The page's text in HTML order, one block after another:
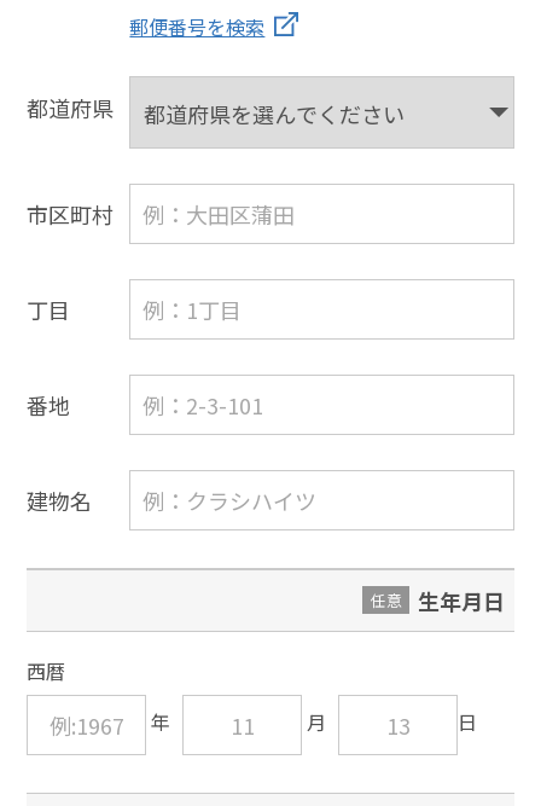
郵便番号を検索
都道府県
市区町村
丁目
番地
建物名
生年月日
任意
西暦